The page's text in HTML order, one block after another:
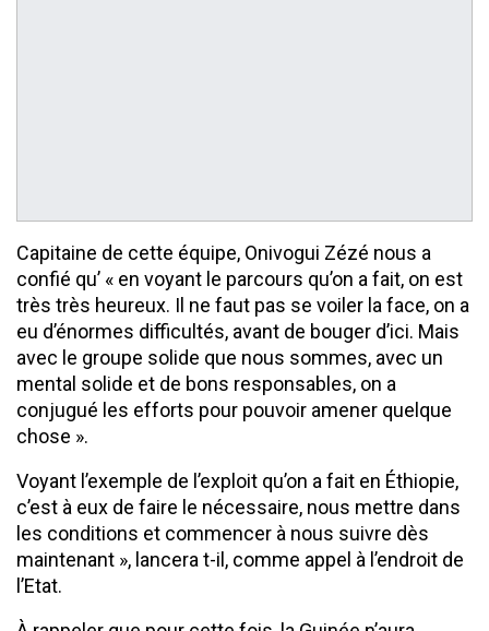
Capitaine de cette équipe, Onivogui Zézé nous a
confié qu’ « en voyant le parcours qu’on a fait, on est
très très heureux. Il ne faut pas se voiler la face, on a
eu d’énormes difficultés, avant de bouger d’ici. Mais
avec le groupe solide que nous sommes, avec un
mental solide et de bons responsables, on a
conjugué les efforts pour pouvoir amener quelque
chose ».
Voyant l’exemple de l’exploit qu’on a fait en Éthiopie,
c’est à eux de faire le nécessaire, nous mettre dans
les conditions et commencer à nous suivre dès
maintenant », lancera t-il, comme appel à l’endroit de
l’Etat.